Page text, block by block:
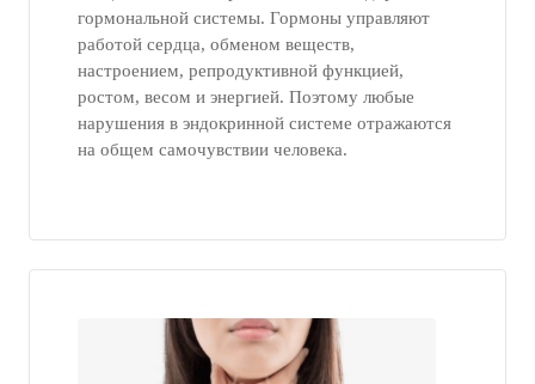
гормональной системы. Гормоны управляют
работой сердца, обменом веществ,
настроением, репродуктивной функцией,
ростом, весом и энергией. Поэтому любые
нарушения в эндокринной системе отражаются
на общем самочувствии человека.